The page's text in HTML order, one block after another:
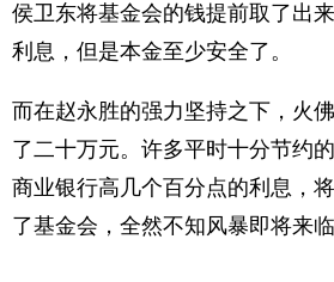
侯卫东将基金会的钱提前取了出
利息，但是本金至少安全了。
而在赵永胜的强力坚持之下，火
了二十万元。许多平时十分节约
商业银行高几个百分点的利息，
了基金会，全然不知风暴即将来临